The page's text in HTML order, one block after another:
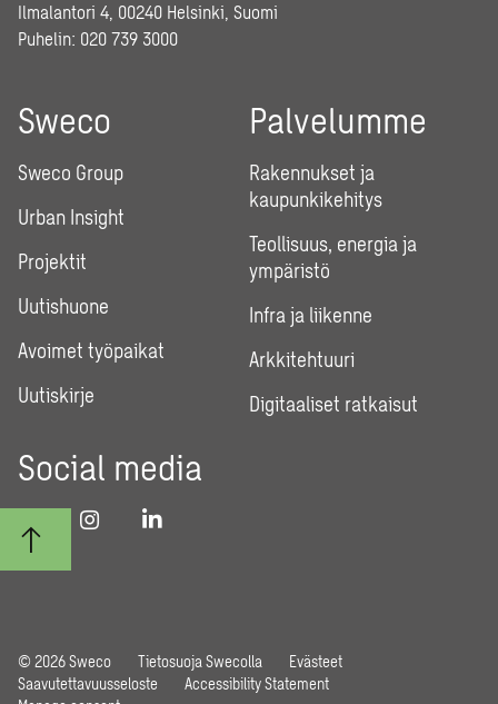
Ilmalantori 4, 00240 Helsinki, Suomi
Puhelin: 020 739 3000
Sweco
Sweco Group
Urban Insight
Projektit
Uutishuone
Avoimet työpaikat
Uutiskirje
Palvelumme
Rakennukset ja
kaupunkikehitys
Teollisuus, energia ja
ympäristö
Infra ja liikenne
Arkkitehtuuri
Digitaaliset ratkaisut
Social media
© 2026 Sweco Tietosuoja Swecolla
Evästeet
Saavutettavuusseloste
Accessibility Statement